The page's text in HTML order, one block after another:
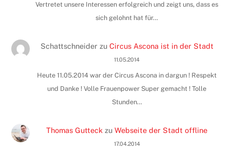
Vertretet unsere Interessen erfolgreich und zeigt uns, dass es
sich gelohnt hat für…
Schattschneider zu Circus Ascona ist in der Stadt
11.05.2014
Heute 11.05.2014 war der Circus Ascona in dargun ! Respekt
und Danke ! Volle Frauenpower Super gemacht ! Tolle
Stunden…
Thomas Gutteck zuWebseite der Stadt offline
17.04.2014